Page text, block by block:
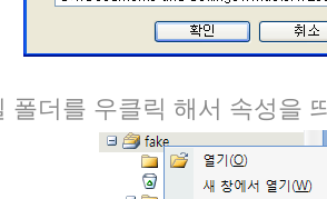
폴더를 우클릭 해서 속성을